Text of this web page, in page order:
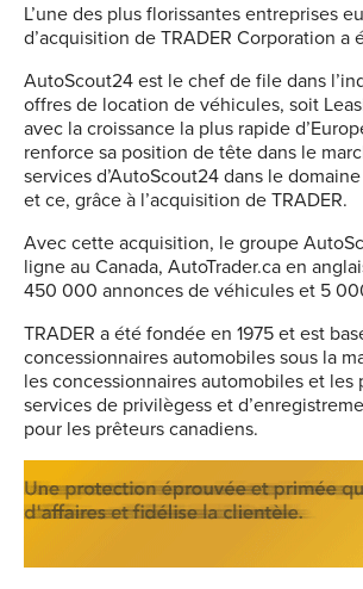
L’une des plus florissantes entreprises
d’acquisition de TRADER Corporation a
AutoScout24 est le chef de file dans
offres de location de véhicules, soit
avec la croissance la plus rapide
renforce sa position de tête dans le
services d’AutoScout24 dans le
et ce, grâce à l’acquisition de TRADER.
Avec cette acquisition, le groupe
ligne au Canada, AutoTrader.ca en
450 000 annonces de véhicules et 5
TRADER a été fondée en 1975 et est
concessionnaires automobiles sous la
les concessionnaires automobiles et
services de privilègess et
pour les prêteurs canadiens.